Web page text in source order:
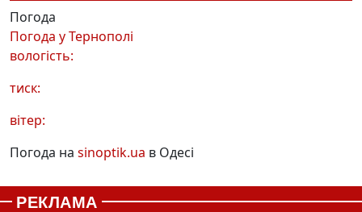
Погода
Погода уТернополі
вологість:
тиск:
вітер:
Погода на sinoptik.ua в Одесі
РЕКЛАМА